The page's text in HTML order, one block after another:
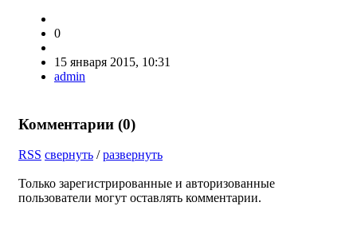
0
15 января 2015, 10:31
admin
Комментарии (0)
RSS свернуть /развернуть
Только зарегистрированные и авторизованные
пользователи могут оставлять комментарии.